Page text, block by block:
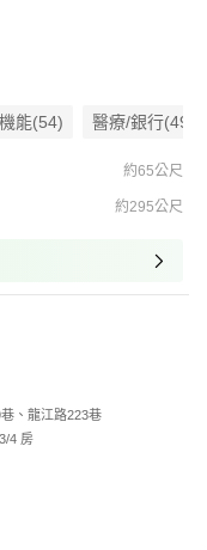
能(54) 醫療/銀行(49)
約65公尺
約295公尺
、龍江路223巷
4 房